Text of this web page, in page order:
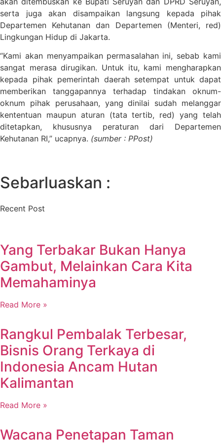
serta juga akan disampaikan langsung kepada pihak
Departemen Kehutanan dan Departemen (Menteri, red)
Lingkungan Hidup di Jakarta.
“Kami akan menyampaikan permasalahan ini, sebab kami
sangat merasa dirugikan. Untuk itu, kami mengharapkan
kepada pihak pemerintah daerah setempat untuk dapat
memberikan tanggapannya terhadap tindakan oknum-
oknum pihak perusahaan, yang dinilai sudah melanggar
kententuan maupun aturan (tata tertib, red) yang telah
ditetapkan, khususnya peraturan dari Departemen
Kehutanan RI,” ucapnya. (sumber : PPost)
Sebarluaskan :
Recent Post
Yang Terbakar Bukan Hanya
Gambut, Melainkan Cara Kita
Memahaminya
Read More »
Rangkul Pembalak Terbesar,
Bisnis Orang Terkaya di
Indonesia Ancam Hutan
Kalimantan
Read More »
Wacana Penetapan Taman